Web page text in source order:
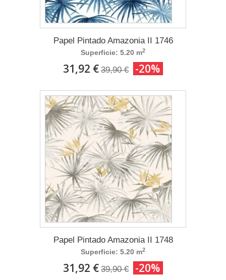
Papel Pintado Amazonia II 1746
Superficie: 5.20 m2
31,92 € 39,90 € -20%
Papel Pintado Amazonia II 1748
Superficie: 5.20 m2
31,92 € 39,90 € -20%